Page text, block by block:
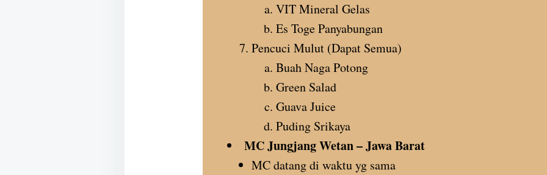
VIT Mineral Gelas
Es Toge Panyabungan
Pencuci Mulut (Dapat Semua)
Buah Naga Potong
Green Salad
Guava Juice
Puding Srikaya
MC Jungjang Wetan – Jawa Barat
MC datang di waktu yg sama